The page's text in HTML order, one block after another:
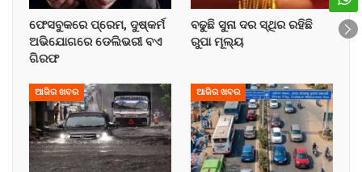
ଫେସବୁକରେ ପ୍ରେମ, ଦୁଷ୍କର୍ମ
ଅଭିଯୋଗରେ ଡେଲିଭରୀ ବଏ
ଗିରଫ
ବଢୁଛି ସୁନା ଦର ସ୍ଥିର ରହିଛି
ରୁପା ମୂଲ୍ୟ
ଆଜିର ଖବର ଆଜିର ଖବର